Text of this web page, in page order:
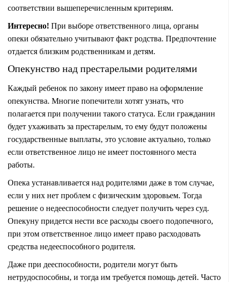
соответствии вышеперечисленным критериям.
Интересно! При выборе ответственного лица, органы
опеки обязательно учитывают факт родства. Предпочтение
отдается близким родственникам и детям.
Опекунство над престарелыми родителями
Каждый ребенок по закону имеет право на оформление
опекунства. Многие попечители хотят узнать, что
полагается при получении такого статуса. Если гражданин
будет ухаживать за престарелым, то ему будут положены
государственные выплаты, это условие актуально, только
если ответственное лицо не имеет постоянного места
работы.
Опека устанавливается над родителями даже в том случае,
если у них нет проблем с физическим здоровьем. Тогда
решение о недееспособности следует получить через суд.
Опекуну придется нести все расходы своего подопечного,
при этом ответственное лицо имеет право расходовать
средства недееспособного родителя.
Даже при дееспособности, родители могут быть
нетрудоспособны, и тогда им требуется помощь детей. Часто